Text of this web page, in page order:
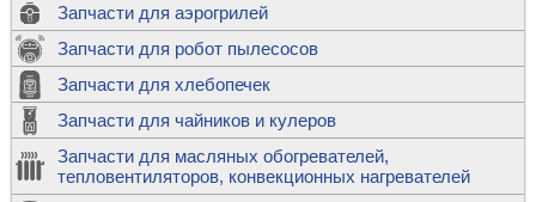
Запчасти для аэрогрилей
Запчасти для робот пылесосов
Запчасти для хлебопечек
Запчасти для чайников и кулеров
Запчасти для масляных обогревателей,
тепловентиляторов, конвекционных нагревателей